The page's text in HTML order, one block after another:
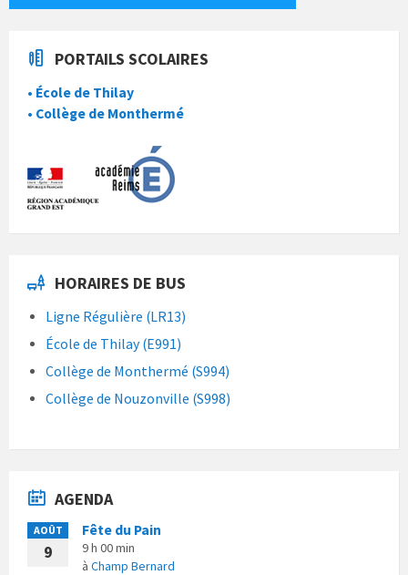
PORTAILS SCOLAIRES
• École de Thilay
• Collège de Monthermé
HORAIRES DE BUS
Ligne Régulière (LR13)
École de Thilay (E991)
Collège de Monthermé (S994)
Collège de Nouzonville (S998)
AGENDA
AOÛT
9
Fête du Pain
9 h 00 min
à Champ Bernard